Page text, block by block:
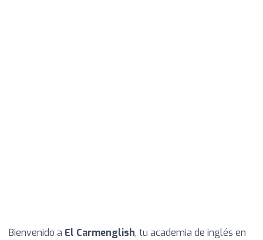
Bienvenido a El Carmenglish, tu academia de inglés en